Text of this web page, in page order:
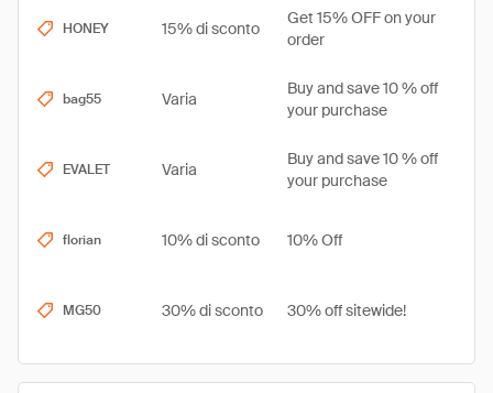
HONEY 15% di sconto
Get 15% OFF on your
order
bag55 Varia
Buy and save 10 % off
your purchase
EVALET Varia
Buy and save 10 % off
your purchase
florian 10% di sconto 10% Off
MG50 30% di sconto 30% off sitewide!